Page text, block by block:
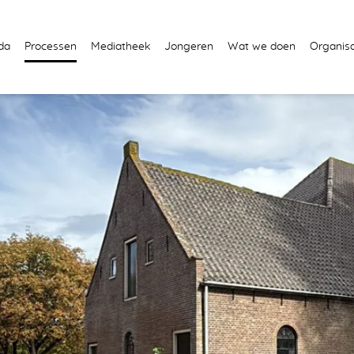
Processen Mediatheek Jongeren Wat we doen